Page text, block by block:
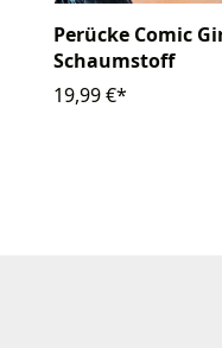
Perücke Comic
Schaumstoff
19,99 €*